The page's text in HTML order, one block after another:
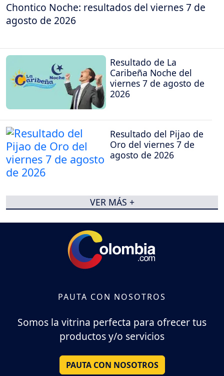
Chontico Noche: resultados del viernes 7 de
agosto de 2026
Resultado de La
Caribeña Noche del
viernes 7 de agosto de
2026
Resultado del Pijao de
Oro del viernes 7 de
agosto de 2026
VER MÁS +
PAUTA CON NOSOTROS
Somos la vitrina perfecta para ofrecer tus
productos y/o servicios
PAUTA CON NOSOTROS